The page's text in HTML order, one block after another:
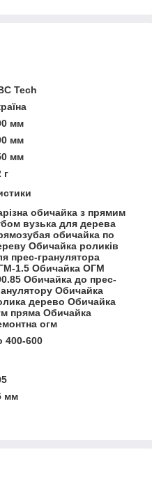
Tech
мм
мм
мм
г
обичайка з прямим
вузька для дерева
обичайка по
Обичайка роликів
прес-гранулятора
1.5 Обичайка ОГМ
Обичайка до прес-
Обичайка
дерево Обичайка
пряма Обичайка
огм
400-600
мм